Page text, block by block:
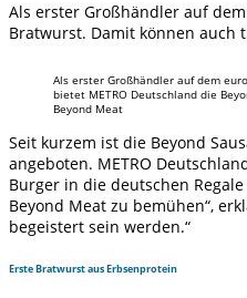
Als erster Großhändler auf
Bratwurst. Damit können auch
Als erster Großhändler auf dem
bietet METRO Deutschland die
Beyond Meat
Seit kurzem ist die Beyond
angeboten. METRO
Burger in die deutschen
Beyond Meat zu bemühen“,
begeistert sein werden.“
Erste Bratwurst aus Erbsenprotein